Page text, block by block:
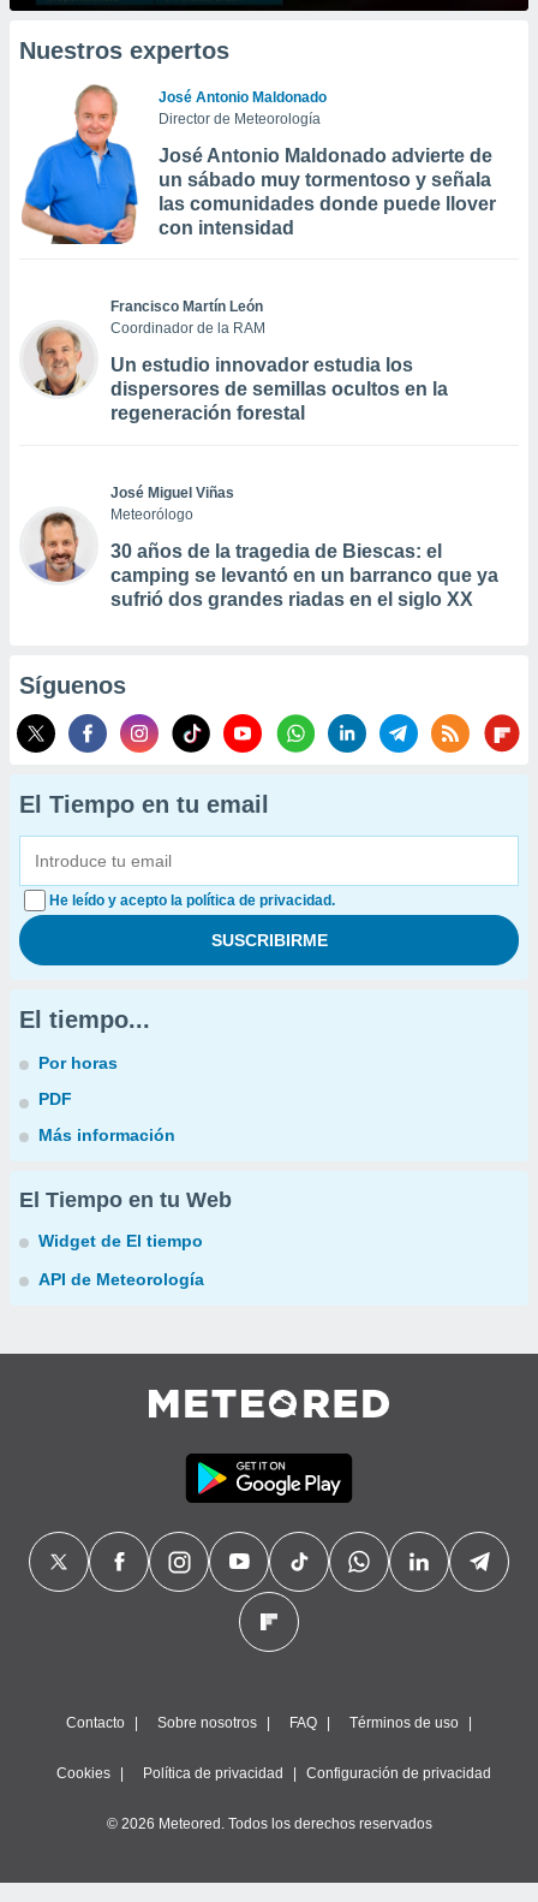
Nuestros expertos
José Antonio Maldonado
Director de Meteorología
José Antonio Maldonado advierte de
un sábado muy tormentoso y señala
las comunidades donde puede llover
con intensidad
Francisco Martín León
Coordinador de la RAM
Un estudio innovador estudia los
dispersores de semillas ocultos en la
regeneración forestal
José Miguel Viñas
Meteorólogo
30 años de la tragedia de Biescas: el
camping se levantó en un barranco que ya
sufrió dos grandes riadas en el siglo XX
Síguenos
El Tiempo en tu email
He leído y acepto la política de privacidad.
El tiempo...
Por horas
PDF
Más información
El Tiempo en tu Web
Widget de El tiempo
API de Meteorología
Contacto Sobre nosotros FAQ Términos de uso
Cookies Política de privacidad Configuración de privacidad
© 2026 Meteored. Todos los derechos reservados